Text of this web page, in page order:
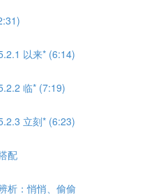
以来* (6:14)
临* (7:19)
立刻* (6:23)
配
析：悄悄、偷偷